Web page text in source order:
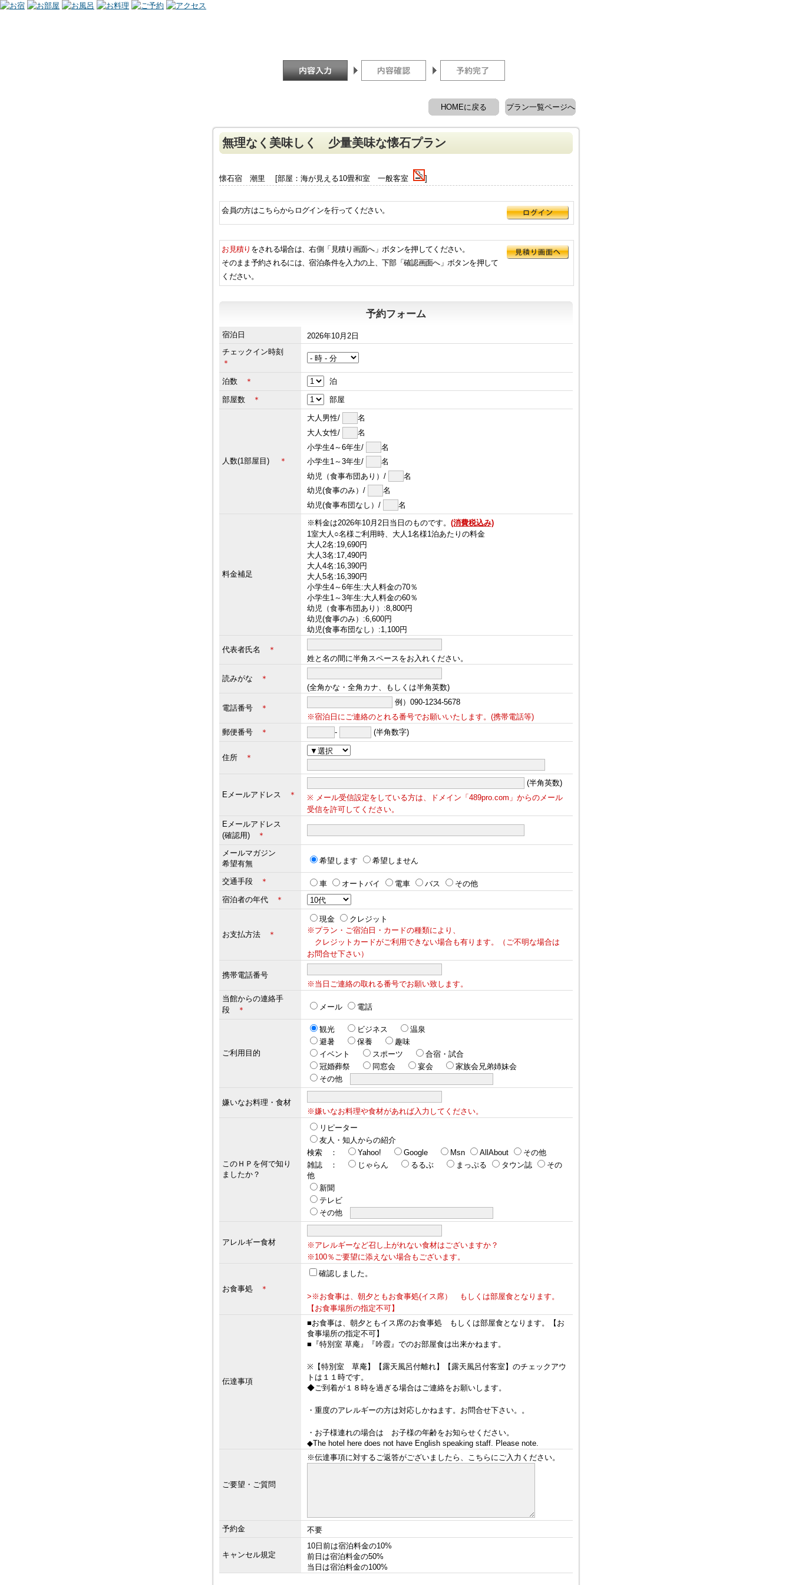
プラン一覧ページへ
HOMEに戻る
無理なく美味しく 少量美味な懐石プラン
懐石宿 潮里 [部屋：海が見える10畳和室 一般客室 ]
会員の方はこちらからログインを行ってください。
お見積り をされる場合は、右側「見積り画面へ」ボタンを押してください。
そのまま予約されるには、宿泊条件を入力の上、下部「確認画面へ」ボタンを押して
ください。
予約フォーム
宿泊日
2026年10月2日
チェックイン時刻
＊
泊数 ＊ 泊
部屋数 ＊ 部屋
人数(1部屋目) ＊
大人男性/
名
大人女性/
名
小学生4～6年生/
名
小学生1～3年生/
名
幼児（食事布団あり）/
名
幼児(食事のみ）/
名
幼児(食事布団なし）/
名
料金補足
※料金は2026年10月2日当日のものです。 (消費税込み)
1室大人○名様ご利用時、大人1名様1泊あたりの料金
大人2名:19,690円
大人3名:17,490円
大人4名:16,390円
大人5名:16,390円
小学生4～6年生:大人料金の70％
小学生1～3年生:大人料金の60％
幼児（食事布団あり）:8,800円
幼児(食事のみ）:6,600円
幼児(食事布団なし）:1,100円
代表者氏名
＊
姓と名の間に半角スペースをお入れください。
読みがな
＊
(全角かな・全角カナ、もしくは半角英数)
電話番号 ＊
例）090-1234-5678
※宿泊日にご連絡のとれる番号でお願いいたします。(携帯電話等)
郵便番号
＊ - (半角数字)
住所 ＊
Eメールアドレス ＊
(半角英数)
※ メール受信設定をしている方は、ドメイン「489pro.com」からのメール
受信を許可してください。
Eメールアドレス
(確認用)
＊
メールマガジン
希望有無
希望します 希望しません
交通手段 ＊ 車 オートバイ 電車 バス
その他
宿泊者の年代
＊
お支払方法 ＊
現金
クレジット
※プラン・ご宿泊日・カードの種類により、
クレジットカードがご利用できない場合も有ります。（ご不明な場合は
お問合せ下さい）
携帯電話番号
※当日ご連絡の取れる番号でお願い致します。
当館からの連絡手
段
＊ メール 電話
ご利用目的
観光 ビジネス
温泉
避暑
保養
趣味
イベント
スポーツ
合宿・試合
冠婚葬祭
同窓会 宴会
家族会兄弟姉妹会
その他
嫌いなお料理・食材
※嫌いなお料理や食材があれば入力してください。
このＨＰを何で知り
ましたか？
リピーター
友人・知人からの紹介
検索 ：
Yahoo! Google Msn AllAbout
その他
雑誌 ：
じゃらん るるぶ まっぷる タウン誌
その
他
新聞
テレビ
その他
アレルギー食材
※アレルギーなど召し上がれない食材はございますか？
※100％ご要望に添えない場合もございます。
お食事処 ＊
確認しました。
>※お食事は、朝夕ともお食事処(イス席） もしくは部屋食となります。
【お食事場所の指定不可】
伝達事項
■お食事は、朝夕ともイス席のお食事処 もしくは部屋食となります。【お
食事場所の指定不可】
■『特別室 草庵』『吟霞』でのお部屋食は出来かねます。
※【特別室 草庵】【露天風呂付離れ】【露天風呂付客室】のチェックアウ
トは１１時です。
◆ご到着が１８時を過ぎる場合はご連絡をお願いします。
・重度のアレルギーの方は対応しかねます。お問合せ下さい。。
・お子様連れの場合は お子様の年齢をお知らせください。
◆The hotel here does not have English speaking staff. Please note.
ご要望・ご質問
※伝達事項に対するご返答がございましたら、こちらにご入力ください。
予約金 不要
キャンセル規定
10日前は宿泊料金の10%
前日は宿泊料金の50%
当日は宿泊料金の100%